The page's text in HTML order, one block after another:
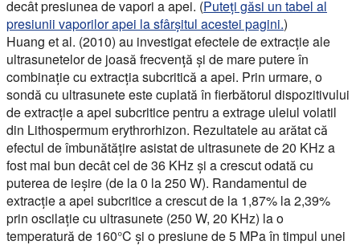
decât presiunea de vapori a apei. (Puteți găsi un tabel al
presiunii vaporilor apei la sfârșitul acestei pagini.)
Huang et al. (2010) au investigat efectele de extracție ale
ultrasunetelor de joasă frecvență și de mare putere în
combinație cu extracția subcritică a apei. Prin urmare, o
sondă cu ultrasunete este cuplată în fierbătorul dispozitivului
de extracție a apei subcritice pentru a extrage uleiul volatil
din Lithospermum erythrorhizon. Rezultatele au arătat că
efectul de îmbunătățire asistat de ultrasunete de 20 KHz a
fost mai bun decât cel de 36 KHz și a crescut odată cu
puterea de ieșire (de la 0 la 250 W). Randamentul de
extracție a apei subcritice a crescut de la 1,87% la 2,39%
prin oscilație cu ultrasunete (250 W, 20 KHz) la o
temperatură de 160°C și o presiune de 5 MPa în timpul unei